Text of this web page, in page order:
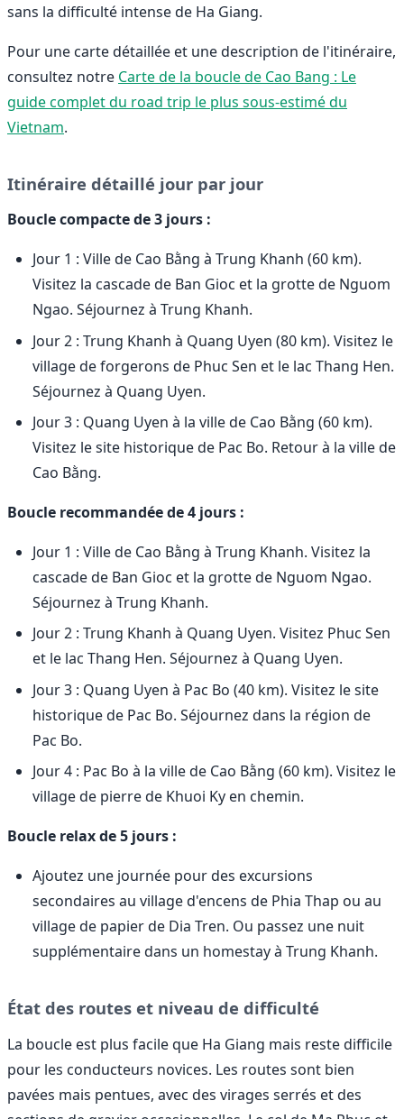
sans la difficulté intense de Ha Giang.
Pour une carte détaillée et une description de l'itinéraire,
consultez notre Carte de la boucle de Cao Bang : Le
guide complet du road trip le plus sous-estimé du
Vietnam.
Itinéraire détaillé jour par jour
Boucle compacte de 3 jours :
Jour 1 : Ville de Cao Bằng à Trung Khanh (60 km).
Visitez la cascade de Ban Gioc et la grotte de Nguom
Ngao. Séjournez à Trung Khanh.
Jour 2 : Trung Khanh à Quang Uyen (80 km). Visitez le
village de forgerons de Phuc Sen et le lac Thang Hen.
Séjournez à Quang Uyen.
Jour 3 : Quang Uyen à la ville de Cao Bằng (60 km).
Visitez le site historique de Pac Bo. Retour à la ville de
Cao Bằng.
Boucle recommandée de 4 jours :
Jour 1 : Ville de Cao Bằng à Trung Khanh. Visitez la
cascade de Ban Gioc et la grotte de Nguom Ngao.
Séjournez à Trung Khanh.
Jour 2 : Trung Khanh à Quang Uyen. Visitez Phuc Sen
et le lac Thang Hen. Séjournez à Quang Uyen.
Jour 3 : Quang Uyen à Pac Bo (40 km). Visitez le site
historique de Pac Bo. Séjournez dans la région de
Pac Bo.
Jour 4 : Pac Bo à la ville de Cao Bằng (60 km). Visitez le
village de pierre de Khuoi Ky en chemin.
Boucle relax de 5 jours :
Ajoutez une journée pour des excursions
secondaires au village d'encens de Phia Thap ou au
village de papier de Dia Tren. Ou passez une nuit
supplémentaire dans un homestay à Trung Khanh.
État des routes et niveau de difficulté
La boucle est plus facile que Ha Giang mais reste difficile
pour les conducteurs novices. Les routes sont bien
pavées mais pentues, avec des virages serrés et des